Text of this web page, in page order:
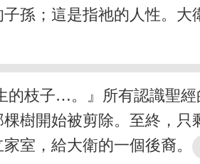
孫；這是指祂的人性。
枝子…。』所有認識聖經
樹開始被剪除。至終，
室，給大衛的一個後裔。